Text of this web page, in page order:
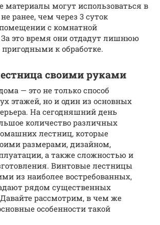
материалы могут использоваться в
ранее, чем через 3 суток
с комнатной
За это время они отдадут лишнюю
пригодными к обработке.
своими руками
— это не только способ
этажей, но и один из основных
На сегодняшний день
количество различных
лестниц, которые
размерами, дизайном,
а также сложностью и
Винтовые лестницы
из наиболее востребованных,
рядом существенных
рассмотрим, в чем же
особенности такой